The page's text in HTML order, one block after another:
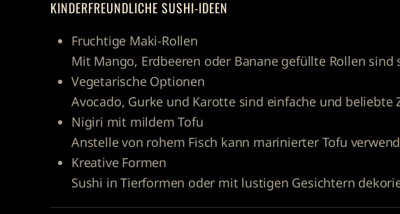
KINDERFREUNDLICHE SUSHI-IDEEN
Fruchtige Maki-Rollen
Mit Mango, Erdbeeren oder Banane gefüllte Rollen sind
Vegetarische Optionen
Avocado, Gurke und Karotte sind einfache und beliebte
Nigiri mit mildem Tofu
Anstelle von rohem Fisch kann marinierter Tofu
Kreative Formen
Sushi in Tierformen oder mit lustigen Gesichtern